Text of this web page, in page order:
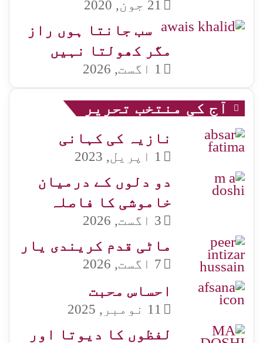
21 جون, 2020
سب جانتا ہوں راز
مگر کھولتا نہیں
1 اگست, 2026
آج کی منتخب تحریر
نازیہ کی کہانی
1 اپریل, 2023
دو دلوں کے درمیان
خاموشی کا فاصلہ
3 اگست, 2026
ماٹی قدم کریندی یار
7 اگست, 2026
احساس محبت
11 نومبر, 2025
لفظوں کا دیوتا اور